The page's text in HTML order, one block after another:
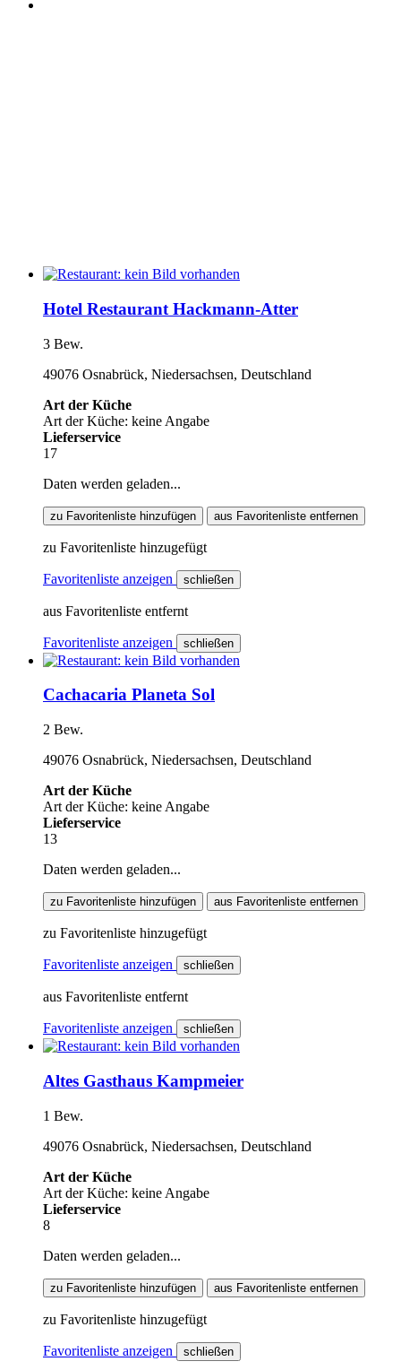
Hotel Restaurant Hackmann-Atter
3 Bew.
49076 Osnabrück, Niedersachsen, Deutschland
Art der Küche
Art der Küche: keine Angabe
Lieferservice
17
Daten werden geladen...
zu Favoritenliste hinzufügen aus Favoritenliste entfernen
zu Favoritenliste hinzugefügt
Favoritenliste anzeigen schließen
aus Favoritenliste entfernt
Favoritenliste anzeigen schließen
Cachacaria Planeta Sol
2 Bew.
49076 Osnabrück, Niedersachsen, Deutschland
Art der Küche
Art der Küche: keine Angabe
Lieferservice
13
Daten werden geladen...
zu Favoritenliste hinzufügen aus Favoritenliste entfernen
zu Favoritenliste hinzugefügt
Favoritenliste anzeigen schließen
aus Favoritenliste entfernt
Favoritenliste anzeigen schließen
Altes Gasthaus Kampmeier
1 Bew.
49076 Osnabrück, Niedersachsen, Deutschland
Art der Küche
Art der Küche: keine Angabe
Lieferservice
8
Daten werden geladen...
zu Favoritenliste hinzufügen aus Favoritenliste entfernen
zu Favoritenliste hinzugefügt
Favoritenliste anzeigen schließen